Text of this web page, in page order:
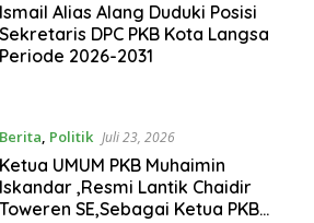
Ismail Alias Alang Duduki Posisi
Sekretaris DPC PKB Kota Langsa
Periode 2026-2031
Berita, Politik Juli 23, 2026
Ketua UMUM PKB Muhaimin
Iskandar ,Resmi Lantik Chaidir
Toweren SE,Sebagai Ketua PKB